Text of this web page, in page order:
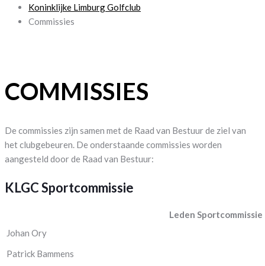
Koninklijke Limburg Golfclub
Commissies
COMMISSIES
De commissies zijn samen met de Raad van Bestuur de ziel van
het clubgebeuren. De onderstaande commissies worden
aangesteld door de Raad van Bestuur:
KLGC Sportcommissie
Leden Sportcommissie
Johan Ory
Patrick Bammens